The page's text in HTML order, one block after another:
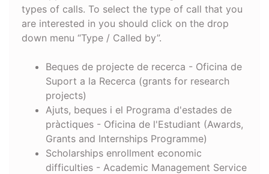
types of calls. To select the type of call that you
are interested in you should click on the drop
down menu “Type / Called by”.
Beques de projecte de recerca - Oficina de
Suport a la Recerca (grants for research
projects)
Ajuts, beques i el Programa d'estades de
pràctiques - Oficina de l'Estudiant (Awards,
Grants and Internships Programme)
Scholarships enrollment economic
difficulties - Academic Management Service